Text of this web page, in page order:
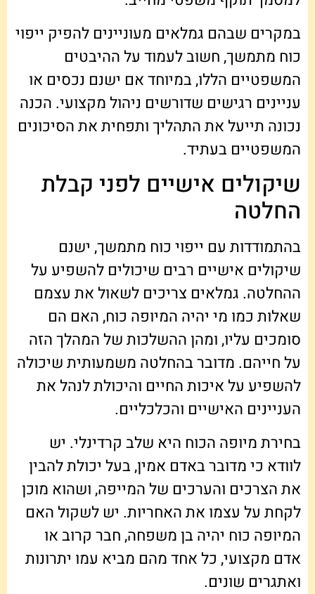
במקרים שבהם גמלאים מעוניינים להפיק ייפוי
כוח מתמשך, חשוב לעמוד על ההיבטים
המשפטיים הללו, במיוחד אם ישנם נכסים או
עניינים רגישים שדורשים ניהול מקצועי. הכנה
נכונה תייעל את התהליך ותפחית את הסיכונים
המשפטיים בעתיד.
שיקולים אישיים לפני קבלת
החלטה
בהתמודדות עם ייפוי כוח מתמשך, ישנם
שיקולים אישיים רבים שיכולים להשפיע על
ההחלטה. גמלאים צריכים לשאול את עצמם
שאלות כמו מי יהיה המיופה כוח, האם הם
סומכים עליו, ומהן ההשלכות של המהלך הזה
על חייהם. מדובר בהחלטה משמעותית שיכולה
להשפיע על איכות החיים והיכולת לנהל את
העניינים האישיים והכלכליים.
בחירת מיופה הכוח היא שלב קרדינלי. יש
לוודא כי מדובר באדם אמין, בעל יכולת להבין
את הצרכים והערכים של המייפה, ושהוא מוכן
לקחת על עצמו את האחריות. יש לשקול האם
המיופה כוח יהיה בן משפחה, חבר קרוב או
אדם מקצועי, כל אחד מהם מביא עמו יתרונות
ואתגרים שונים.